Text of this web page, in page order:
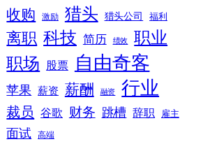
收购 激励 猎头 猎头公司 福利
离职 科技 简历 绩效 职业
职场 股票 自由奇客
苹果 薪资 薪酬 融资 行业
裁员 谷歌 财务 跳槽 辞职 雇主
面试 高端